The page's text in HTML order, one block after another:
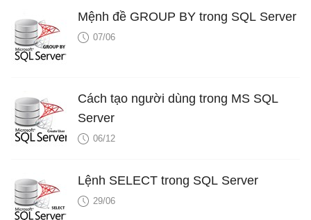
Mệnh đề GROUP BY trong SQL Server
07/06
Cách tạo người dùng trong MS SQL
Server
06/12
Lệnh SELECT trong SQL Server
29/06